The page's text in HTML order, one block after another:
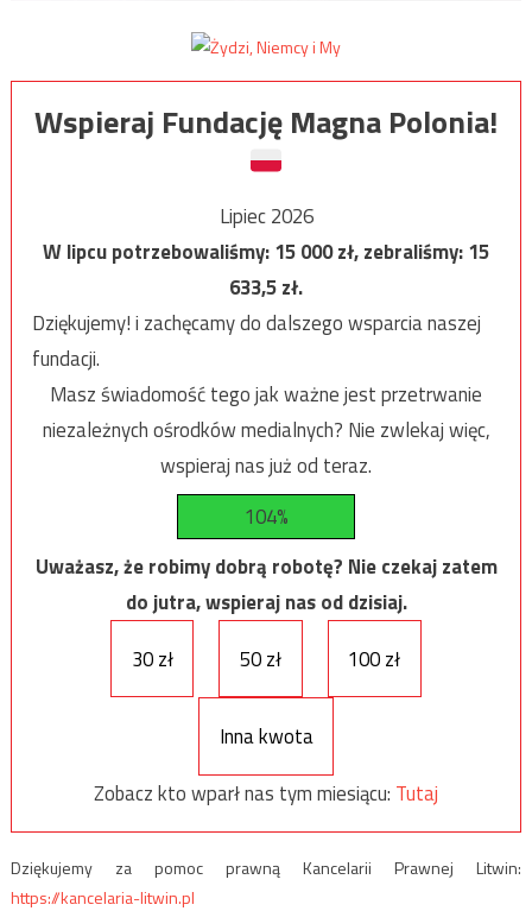
Wspieraj Fundację Magna Polonia!
Lipiec 2026
W lipcu potrzebowaliśmy:15 000zł, zebraliśmy:15
633,5zł.
Dziękujemy! i zachęcamy do dalszego wsparcia naszej
fundacji.
Masz świadomość tego jak ważne jest przetrwanie
niezależnych ośrodków medialnych? Nie zwlekaj więc,
wspieraj nas już od teraz.
104%
Uważasz, że robimy dobrą robotę? Nie czekaj zatem
do jutra, wspieraj nas od dzisiaj.
30 zł
50 zł 100 zł
Inna kwota
Zobacz kto wparł nas tym miesiącu: Tutaj
Dziękujemy za pomoc prawną Kancelarii Prawnej Litwin:
https://kancelaria-litwin.pl